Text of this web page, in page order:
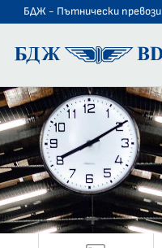
БДЖ - Пътнически превози